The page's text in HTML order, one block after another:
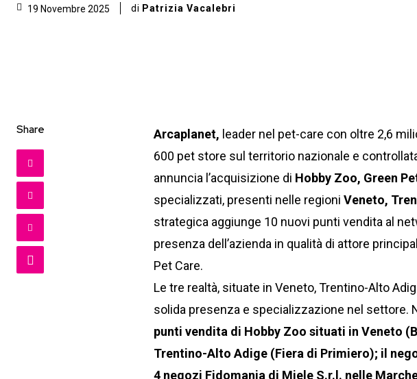
19 Novembre 2025 di Patrizia Vacalebri
Share Arcaplanet, leader nel pet-care con oltre 2,6
600 pet store sul territorio nazionale e
annuncia l’acquisizione di Hobby Zoo, Green
specializzati, presenti nelle regioniVeneto,
strategica aggiunge 10 nuovi punti vendita al
presenza dell’azienda in qualità di attore
Pet Care.
Le tre realtà, situate in Veneto, Trentino-Alto
solida presenza e specializzazione nel settore.
punti vendita di Hobby Zoo situati in Veneto
Trentino-Alto Adige (Fiera di Primiero); il
4 negozi Fidomania di Miele S.r.l. nelle